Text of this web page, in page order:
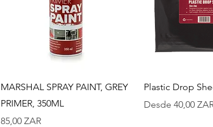
Vista rápida
MARSHAL SPRAY PAINT, GREY
PRIMER, 350ML
Precio
85,00 ZAR
Vista
Plastic Drop
Desde 40,00
Precio de oferta